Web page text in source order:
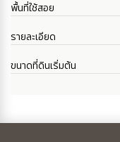
พื้นที่ใช้สอย
รายละเอียด
ขนาดที่ดินเริ่มต้น